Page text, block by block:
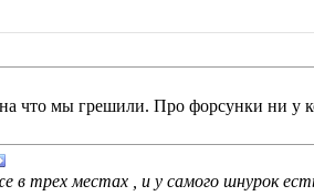
что мы грешили. Про форсунки ни у
в трех местах , и у самого шнурок